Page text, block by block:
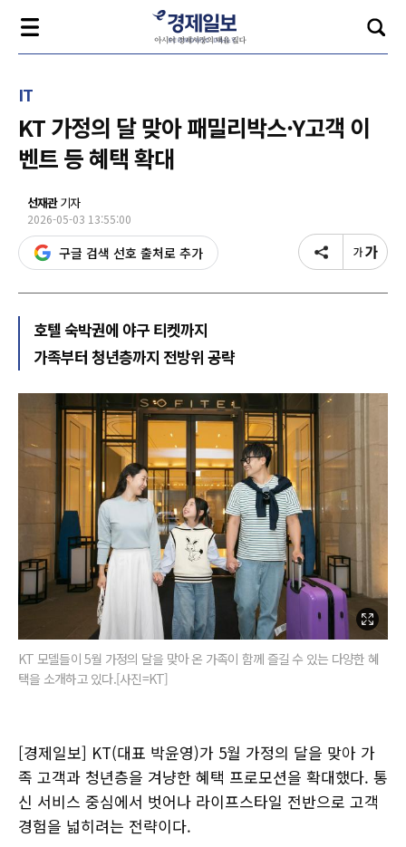
IT
KT 가정의 달 맞아 패밀리박스·Y고객 이
벤트 등 혜택 확대
선재관기자
2026-05-03 13:55:00
구글 검색 선호 출처로 추가
호텔 숙박권에 야구 티켓까지
가족부터 청년층까지 전방위 공략
KT 모델들이 5월 가정의 달을 맞아 온 가족이 함께 즐길 수 있는 다양한 혜
택을 소개하고 있다.[사진=KT]
[경제일보] KT(대표 박윤영)가 5월 가정의 달을 맞아 가
족 고객과 청년층을 겨냥한 혜택 프로모션을 확대했다. 통
신 서비스 중심에서 벗어나 라이프스타일 전반으로 고객
경험을 넓히려는 전략이다.